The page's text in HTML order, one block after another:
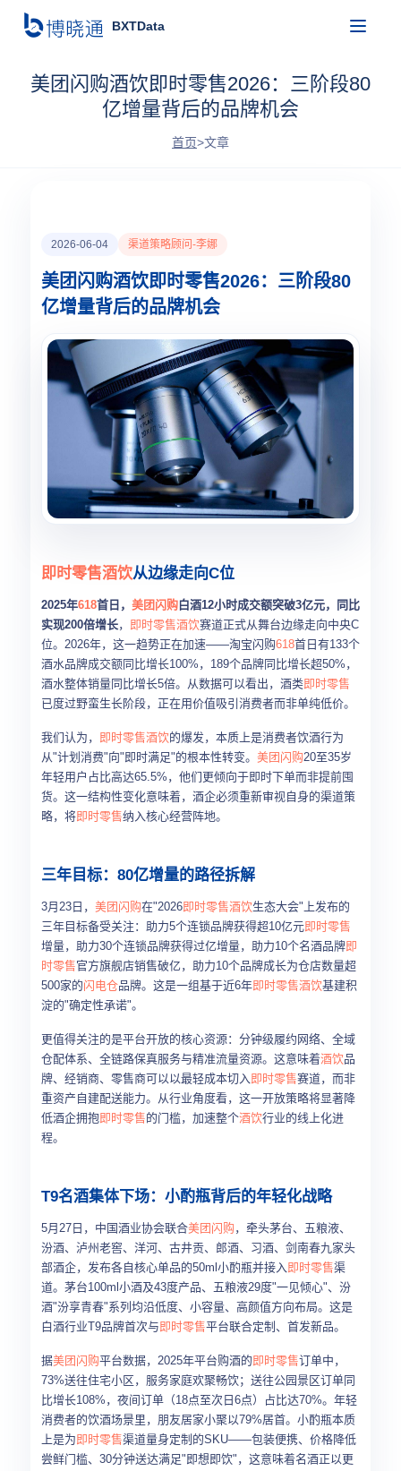
BXTData
美团闪购酒饮即时零售2026：三阶段80
亿增量背后的品牌机会
首页>文章
2026-06-04 渠道策略顾问-李娜
美团闪购酒饮即时零售2026：三阶段80
亿增量背后的品牌机会
即时零售酒饮从边缘走向C位
2025年618首日， 美团闪购白酒12小时成交额突破3亿元，同比
实现200倍增长， 即时零售酒饮赛道正式从舞台边缘走向中央C
位。2026年，这一趋势正在加速——淘宝闪购618首日有133个
酒水品牌成交额同比增长100%，189个品牌同比增长超50%，
酒水整体销量同比增长5倍。从数据可以看出，酒类即时零售
已度过野蛮生长阶段，正在用价值吸引消费者而非单纯低价。
我们认为， 即时零售酒饮的爆发，本质上是消费者饮酒行为
从"计划消费"向"即时满足"的根本性转变。 美团闪购20至35岁
年轻用户占比高达65.5%，他们更倾向于即时下单而非提前囤
货。这一结构性变化意味着，酒企必须重新审视自身的渠道策
略，将即时零售纳入核心经营阵地。
三年目标：80亿增量的路径拆解
3月23日， 美团闪购在"2026即时零售酒饮生态大会"上发布的
三年目标备受关注：助力5个连锁品牌获得超10亿元即时零售
增量，助力30个连锁品牌获得过亿增量，助力10个名酒品牌即
时零售官方旗舰店销售破亿，助力10个品牌成长为仓店数量超
500家的闪电仓品牌。这是一组基于近6年即时零售酒饮基建积
淀的"确定性承诺"。
更值得关注的是平台开放的核心资源：分钟级履约网络、全域
仓配体系、全链路保真服务与精准流量资源。这意味着酒饮品
牌、经销商、零售商可以以最轻成本切入 即时零售赛道，而非
重资产自建配送能力。从行业角度看，这一开放策略将显著降
低酒企拥抱即时零售的门槛，加速整个酒饮行业的线上化进
程。
T9名酒集体下场：小酌瓶背后的年轻化战略
5月27日，中国酒业协会联合美团闪购 ，牵头茅台、五粮液、
汾酒、泸州老窖、洋河、古井贡、郎酒、习酒、剑南春九家头
部酒企，发布各自核心单品的50ml小酌瓶并接入 即时零售渠
道。茅台100ml小酒及43度产品、五粮液29度"一见倾心"、汾
酒"汾享青春"系列均沿低度、小容量、高颜值方向布局。这是
白酒行业T9品牌首次与 即时零售平台联合定制、首发新品。
据美团闪购平台数据，2025年平台购酒的 即时零售订单中，
73%送往住宅小区，服务家庭欢聚畅饮；送往公园景区订单同
比增长108%，夜间订单（18点至次日6点）占比达70%。年轻
消费者的饮酒场景里，朋友居家小聚以79%居首。小酌瓶本质
上是为 即时零售渠道量身定制的SKU——包装便携、价格降低
尝鲜门槛、30分钟送达满足"即想即饮"，这意味着名酒正以更